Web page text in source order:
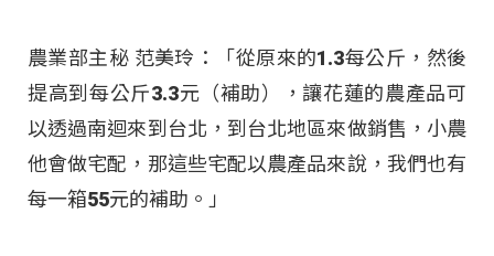
農業部主秘 范美玲：「從原來的1.3每公斤，然後
提高到每公斤3.3元（補助），讓花蓮的農產品可
以透過南迴來到台北，到台北地區來做銷售，小農
他會做宅配，那這些宅配以農產品來說，我們也有
每一箱55元的補助。」